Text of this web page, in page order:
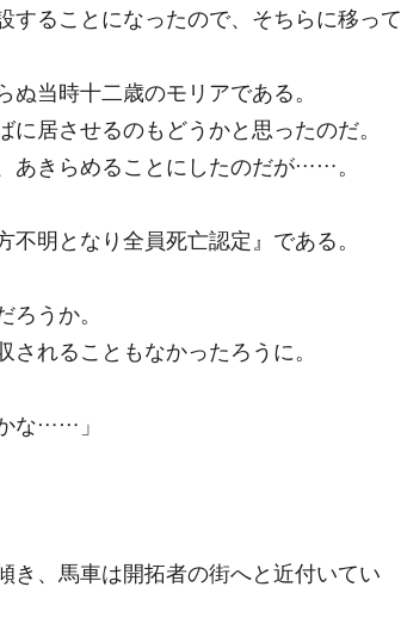
ることになったので、そちらに移って
当時十二歳のモリアである。
居させるのもどうかと思ったのだ。
あきらめることにしたのだが……。
明となり全員死亡認定』である。
うか。
れることもなかったろうに。
な……」
、馬車は開拓者の街へと近付いてい